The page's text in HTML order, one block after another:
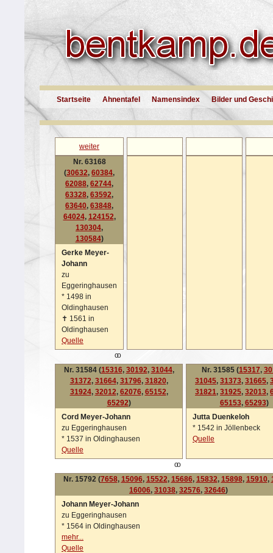
Startseite Ahnentafel Namensindex Bilder und
weiter
Nr. 63168
(30632, 60384,
62088, 62744,
63328, 63592,
63640, 63848,
64024, 124152,
130304,
130584)
Gerke Meyer-
Johann
zu
Eggeringhausen
* 1498 in
Oldinghausen
✝ 1561 in
Oldinghausen
Quelle
oo
Nr. 31584 (15316, 30192, 31044,
31372, 31664, 31796, 31820,
31924, 32012, 62076, 65152,
65292)
Cord Meyer-Johann
zu Eggeringhausen
* 1537 in Oldinghausen
Quelle
Nr. 31585 (15317,
31045, 31373, 31665,
31821, 31925, 32013,
65153, 65293)
Jutta Duenkeloh
* 1542 in Jöllenbeck
Quelle
oo
Nr. 15792 (7658, 15096, 15522, 15686, 15832, 15898, 15910,
16006, 31038, 32576, 32646)
Johann Meyer-Johann
zu Eggeringhausen
* 1564 in Oldinghausen
mehr...
Quelle